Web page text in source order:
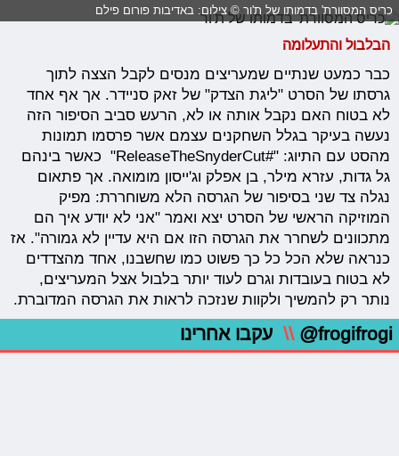
כריס המסוורת' בדמותו של ת'ור © צילום: באדיבות פורום פילם
הבלבול והתעלומה
כבר כמעט שנתיים שמעריצים מנסים לקבל הצצה לתוך
גרסתו של הסרט "ליגת הצדק" של זאק סניידר. אך אף אחד
לא בטוח האם נקבל אותה או לא, הרעש סביב הסיפור הזה
נעשה בעיקר בגלל השחקנים עצמם אשר פרסמו תמונות
מהסט עם התיוג: "#ReleaseTheSnyderCut" כאשר בינהם
גל גדות, עזרא מילר, בן אפלק וג'ייסון מומואה. אך פתאום
נגלה צד שני בסיפור של הגרסה הלא משוחררת: מפיק
המוזיקה הראשי של הסרט יצא ואמר "אני לא יודע איך הם
מתכוונים לשחרר את הגרסה הזו אם היא עדיין לא גמורה". אז
כנראה שלא הכל כל כך פשוט כמו שחשבנו, אחד מהצדדים
לא בטוח בעובדות וגרם לעוד יותר בלבול אצל המעריצים,
נותר רק להמשיך ולקוות שנזכה לראות את הגרסה המדוברת.
@frogifrogi
\\ עקבו אחרינו